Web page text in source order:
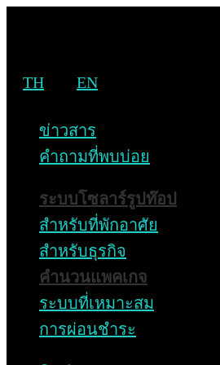
TH EN
ข่าวสาร
คำถามที่พบบ่อย
ระบบโซลาร์รูปท๊อป
สำหรับที่พักอาศัย
สำหรับธุรกิจ
คำนวนแพคเกจ
ระบบที่เหมาะสม
การผ่อนชำระ
About Us
สารจากผู้บริหาร
สารจากผู้บริหาร